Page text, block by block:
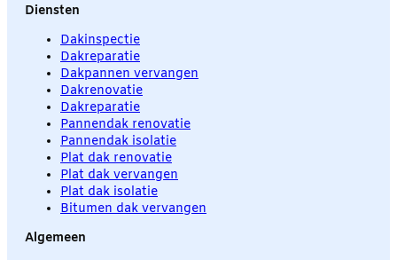
Diensten
Dakinspectie
Dakreparatie
Dakpannen vervangen
Dakrenovatie
Dakreparatie
Pannendak renovatie
Pannendak isolatie
Plat dak renovatie
Plat dak vervangen
Plat dak isolatie
Bitumen dak vervangen
Algemeen